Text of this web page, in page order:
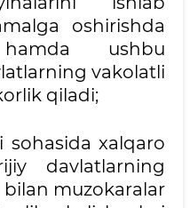
oshirishda
ushbu
vakolatli
qiladi;
sohasida xalqaro
davlatlarning
muzokaralar